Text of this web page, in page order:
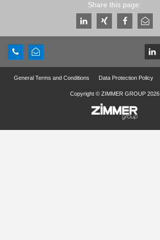
Share this page:
General Terms and Conditions Data Protection Policy
Copyright © ZIMMER GROUP 2026